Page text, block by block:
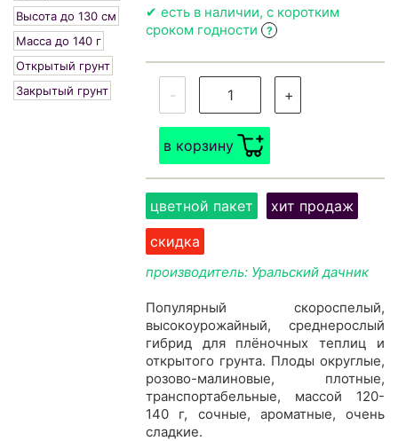
Высота до 130 см
Масса до 140 г
Открытый грунт
Закрытый грунт
✔ есть в наличии, с коротким
сроком годности ?
- +
в корзину
цветной пакет
хит продаж
скидка
производитель: Уральский дачник
Популярный скороспелый,
высокоурожайный, среднерослый
гибрид для плёночных теплиц и
открытого грунта. Плоды округлые,
розово-малиновые, плотные,
транспортабельные, массой 120-
140 г, сочные, ароматные, очень
сладкие.